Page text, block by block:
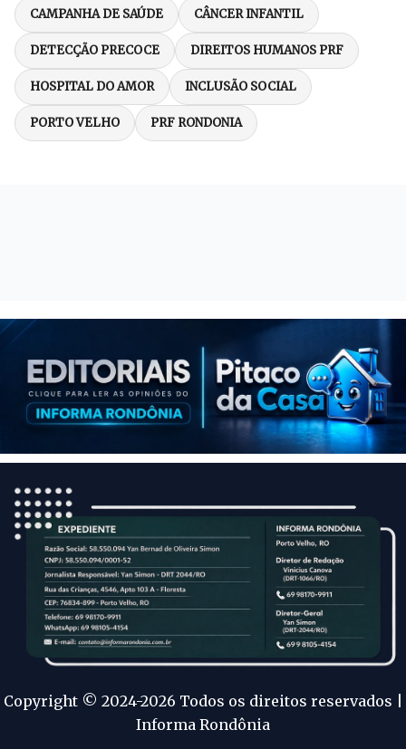
CAMPANHA DE SAÚDE CÂNCER INFANTIL
DETECÇÃO PRECOCE DIREITOS HUMANOS PRF
HOSPITAL DO AMOR INCLUSÃO SOCIAL
PORTO VELHO PRF RONDONIA
Copyright © 2024-2026 Todos os direitos reservados |
Informa Rondônia